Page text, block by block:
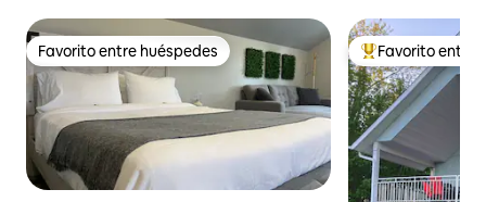
Favorito entre huéspedes
Favorito entre huéspedes Favorito entre
Favorito entre